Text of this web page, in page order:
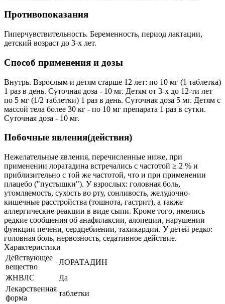
Противопоказания
Гиперчувствительность. Беременность, период лактации,
детский возраст до 3-х лет.
Способ применения и дозы
Внутрь. Взрослым и детям старше 12 лет: по 10 мг (1 таблетка)
1 раз в день. Суточная доза - 10 мг. Детям от 3-х до 12-ти лет
по 5 мг (1/2 таблетки) 1 раз в день. Суточная доза 5 мг. Детям с
массой тела более 30 кг - по 10 мг препарата 1 раз в сутки.
Суточная доза - 10 мг.
Побочные явления(действия)
Нежелательные явления, перечисленные ниже, при
применении лоратадина встречались с частотой ≥ 2 % и
приблизительно с той же частотой, что и при применении
плацебо ("пустышки"). У взрослых: головная боль,
утомляемость, сухость во рту, сонливость, желудочно-
кишечные расстройства (тошнота, гастрит), а также
аллергические реакции в виде сыпи. Кроме того, имелись
редкие сообщения об анафилаксии, алопеции, нарушении
функции печени, сердцебиении, тахикардии. У детей редко:
головная боль, нервозность, седативное действие.
Характеристики
Действующее
вещество
ЛОРАТАДИН
ЖНВЛС
Да
Лекарственная
форма
таблетки